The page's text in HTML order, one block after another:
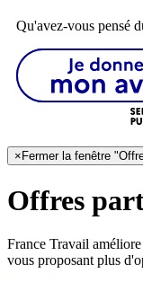
Qu'avez-vous pensé
×Fermer la fenêtre
Offres
France Travail
vous proposant plus